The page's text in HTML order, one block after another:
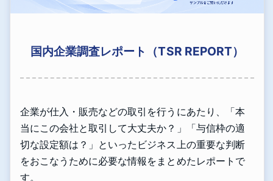
国内企業調査レポート（TSR REPORT）
企業が仕入・販売などの取引を行うにあたり、「本
当にこの会社と取引して大丈夫か？」「与信枠の適
切な設定額は？」といったビジネス上の重要な判断
をおこなうために必要な情報をまとめたレポートで
す。